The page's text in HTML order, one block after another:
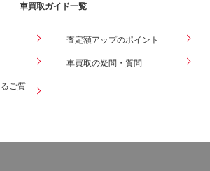
車買取ガイド一覧
査定額アップのポイント
車買取の疑問・質問
ご質